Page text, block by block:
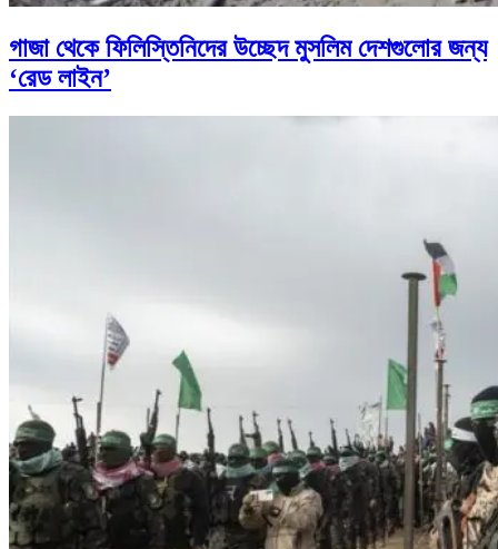
গাজা থেকে ফিলিস্তিনিদের উচ্ছেদ মুসলিম দেশগুলোর জন্য
‘রেড লাইন’